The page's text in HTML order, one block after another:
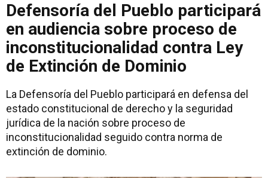
Defensoría del Pueblo participará
en audiencia sobre proceso de
inconstitucionalidad contra Ley
de Extinción de Dominio
La Defensoría del Pueblo participará en defensa del
estado constitucional de derecho y la seguridad
jurídica de la nación sobre proceso de
inconstitucionalidad seguido contra norma de
extinción de dominio.